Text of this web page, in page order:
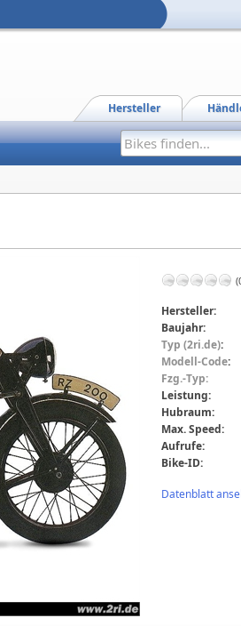
Hersteller
Hersteller:
Baujahr:
Typ (2ri.de):
Modell-Code:
Fzg.-Typ:
Leistung:
Hubraum:
Max. Speed:
Aufrufe:
Bike-ID:
Datenblatt